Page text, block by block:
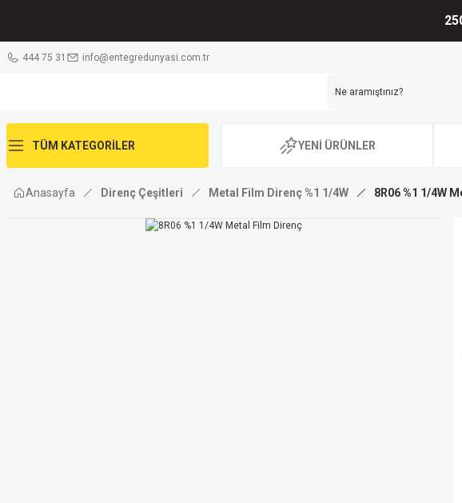
444 75 31 info@entegredunyasi.com.tr
TÜM KATEGORİLER YENİ ÜRÜNLER
Anasayfa Direnç Çeşitleri Metal Film Direnç %1 1/4W 8R06 %1 1/4W